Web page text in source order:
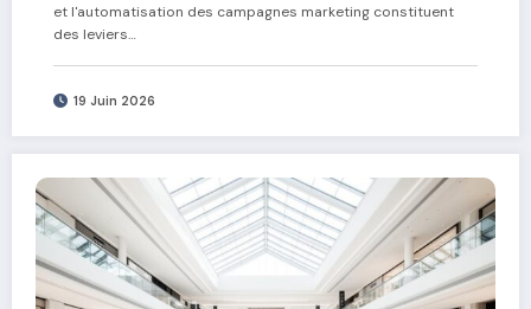
et l'automatisation des campagnes marketing constituent
des leviers…
19 Juin 2026